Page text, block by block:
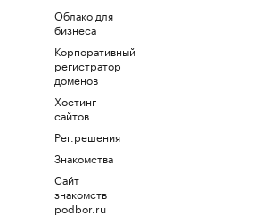
Облако для
бизнеса
Корпоративный
регистратор
доменов
Хостинг
сайтов
Рег.решения
Знакомства
Сайт
знакомств
podbor.ru